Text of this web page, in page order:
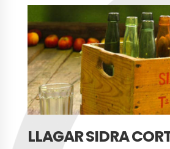
LLAGAR SIDRA